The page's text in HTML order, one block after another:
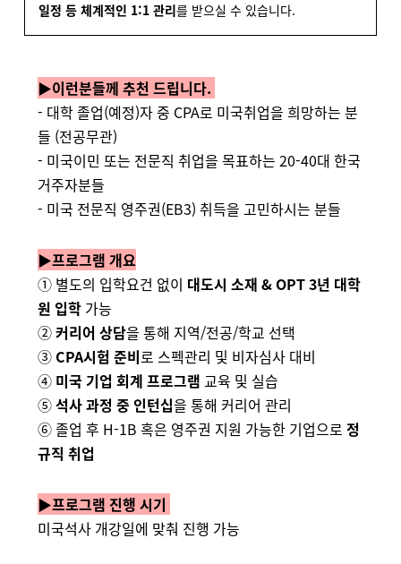
일정 등 체계적인 1:1 관리를 받으실 수 있습니다.
▶이런분들께 추천 드립니다.
- 대학 졸업(예정)자 중 CPA로 미국취업을 희망하는 분
들 (전공무관)
- 미국이민 또는 전문직 취업을 목표하는 20-40대 한국
거주자분들
- 미국 전문직 영주권(EB3) 취득을 고민하시는 분들
▶프로그램 개요
① 별도의 입학요건 없이 대도시 소재 & OPT 3년 대학
원 입학 가능
②커리어 상담을 통해 지역/전공/학교 선택
③ CPA시험 준비로 스펙관리 및 비자심사 대비
④ 미국 기업 회계 프로그램 교육 및 실습
⑤석사 과정 중 인턴십을 통해 커리어 관리
⑥ 졸업 후 H-1B 혹은 영주권 지원 가능한 기업으로 정
규직 취업
▶프로그램 진행 시기
미국석사 개강일에 맞춰 진행 가능